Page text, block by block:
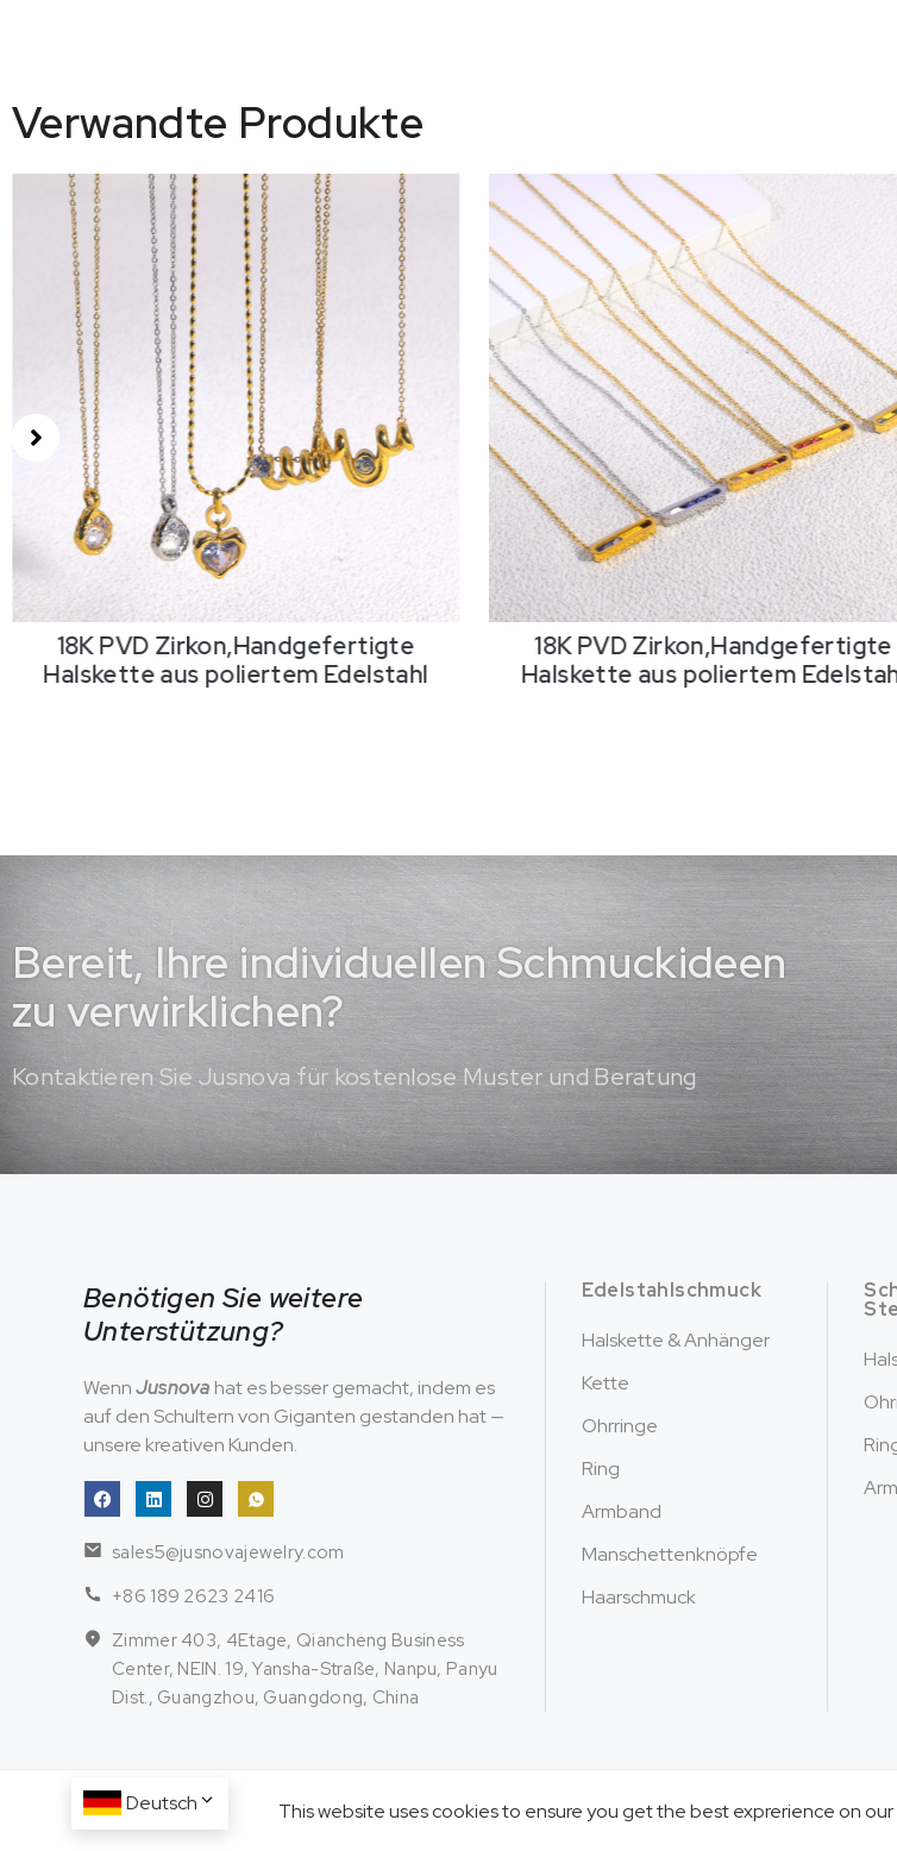
Verwandte Produkte
18K PVD Zirkon,Handgefertigte
Halskette aus poliertem Edelstahl
18K PVD Zirkon,Handgefertigte
Halskette aus poliertem
Bereit, Ihre individuellen Schmuckideen
zu verwirklichen?
Kontaktieren Sie Jusnova für kostenlose Muster und Beratung
Benötigen Sie weitere
Unterstützung?
WennJusnova hat es besser gemacht, indem es
auf den Schultern von Giganten gestanden hat —
unsere kreativen Kunden.
sales5@jusnovajewelry.com
+86 189 2623 2416
Zimmer 403, 4Etage, Qiancheng Business
Center, NEIN. 19, Yansha-Straße, Nanpu, Panyu
Dist., Guangzhou, Guangdong, China
Edelstahlschmuck
Halskette & Anhänger
Kette
Ohrringe
Ring
Armband
Manschettenknöpfe
Haarschmuck
Copyright ©
Deutsch This website uses cookies to ensure you get the best exprerience on